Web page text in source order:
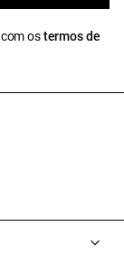
ostermos de